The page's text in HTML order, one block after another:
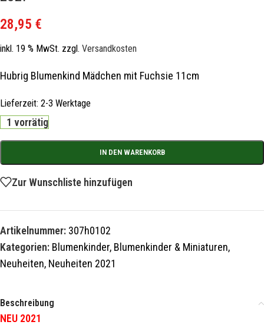
28,95 €
inkl. 19 % MwSt. zzgl. Versandkosten
Hubrig Blumenkind Mädchen mit Fuchsie 11cm
Lieferzeit: 2-3 Werktage
1 vorrätig
IN DEN WARENKORB
Zur Wunschliste hinzufügen
Artikelnummer: 307h0102
Kategorien: Blumenkinder, Blumenkinder & Miniaturen,
Neuheiten, Neuheiten 2021
Beschreibung
NEU 2021